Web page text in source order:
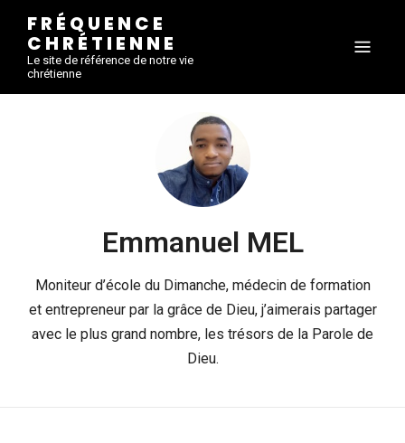
FRÉQUENCE
CHRÉTIENNE
Le site de référence de notre vie
chrétienne
Emmanuel MEL
Moniteur d’école du Dimanche, médecin de formation
et entrepreneur par la grâce de Dieu, j’aimerais partager
avec le plus grand nombre, les trésors de la Parole de
Dieu.